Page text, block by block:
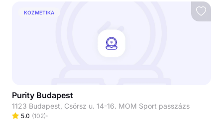
KOZMETIKA
Purity Budapest
1123 Budapest, Csörsz u. 14-16. MOM Sport passzázs
5.0 (102)